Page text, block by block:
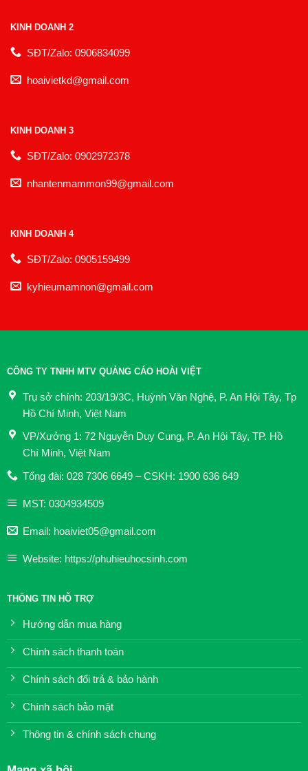
KINH DOANH 2
SĐT/Zalo: 0906834099
hoaivietkd@gmail.com
KINH DOANH 3
SĐT/Zalo: 0902972378
nhantenmammon99@gmail.com
KINH DOANH 4
SĐT/Zalo: 0905159499
kyhieumamnon@gmail.com
CÔNG TY TNHH MTV QUẢNG CÁO HOÀI VIỆT
Trụ sở chính: 203/19/3C, Huỳnh Văn Nghệ, P. An Hội Tây, Tp
Hồ Chí Minh, Việt Nam
VP/Xưởng 1: 72 Nguyễn Duy Cung, P. An Hội Tây, TP. Hồ
Chí Minh, Việt Nam
Tổng đài: 028 7306 6649 – CSKH: 1900 636 649
MST: 0304934509
Email: hoaiviet05@gmail.com
Website: https://phuhieuhocsinh.com
THÔNG TIN HỖ TRỢ
Hướng dẫn mua hàng
Chính sách thanh toán
Chính sách đổi trả & bảo hành
Chính sách bảo mật
Thông tin & chính sách chung